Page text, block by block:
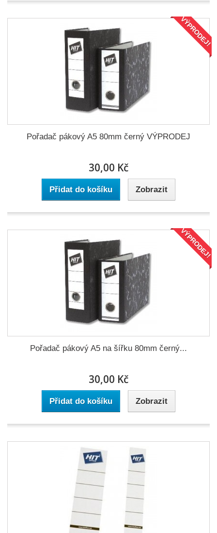
VÝPRODEJ!
Pořadač pákový A5 80mm černý VÝPRODEJ
30,00 Kč
Přidat do košíku Zobrazit
VÝPRODEJ!
Pořadač pákový A5 na šířku 80mm černý...
30,00 Kč
Přidat do košíku Zobrazit